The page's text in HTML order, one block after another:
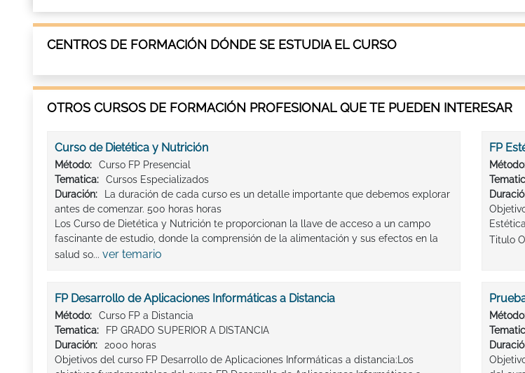
CENTROS DE FORMACIÓN DÓNDE SE ESTUDIA EL CURSO
OTROS CURSOS DE FORMACIÓN PROFESIONAL QUE TE PUEDEN INTERESAR
Curso de Dietética y Nutrición
Método:
Curso FP Presencial
Tematica:
Cursos Especializados
Duración:
La duración de cada curso es un detalle importante que debemos explorar
antes de comenzar. 500 horas horas
Los Curso de Dietética y Nutrición te proporcionan la llave de acceso a un campo
fascinante de estudio, donde la comprensión de la alimentación y sus efectos en la
salud so... ver temario
FP
Titulo
FP Desarrollo de Aplicaciones Informáticas a Distancia
Método:
Curso FP a Distancia
Tematica:
FP GRADO SUPERIOR A DISTANCIA
Duración:
2000 horas
Objetivos del curso FP Desarrollo de Aplicaciones Informáticas a distancia:Los